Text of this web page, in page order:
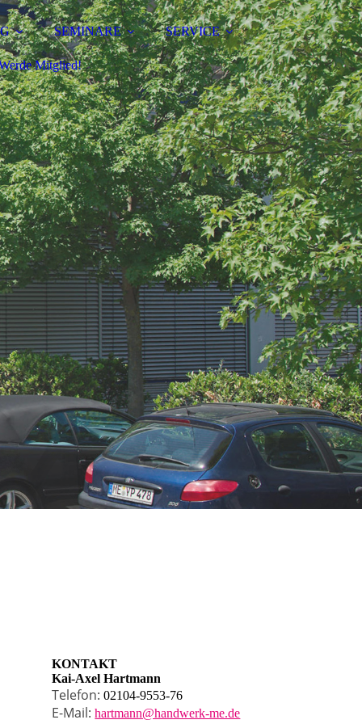
SEMINARE SERVICE
Mitglied!
KONTAKT
Kai-Axel Hartmann
Telefon:02104-9553-76
E-Mail:hartmann@handwerk-me.de